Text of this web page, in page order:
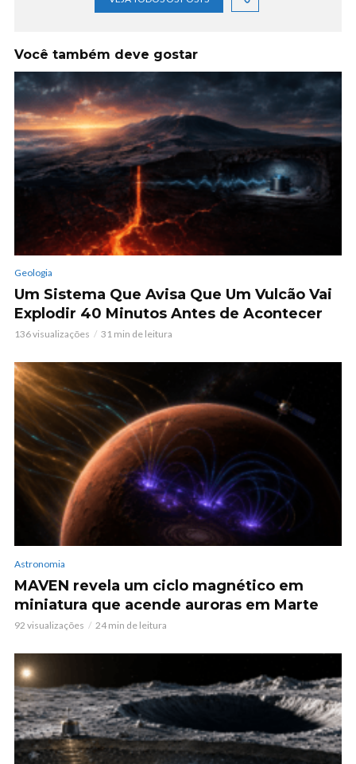
Você também deve gostar
Geologia
Um Sistema Que Avisa Que Um Vulcão Vai
Explodir 40 Minutos Antes de Acontecer
136 visualizações 31 min de leitura
Astronomia
MAVEN revela um ciclo magnético em
miniatura que acende auroras em Marte
92 visualizações 24 min de leitura